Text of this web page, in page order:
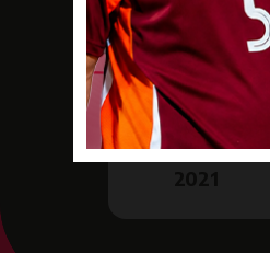
CETURTDIENA
1 JŪL
17:00